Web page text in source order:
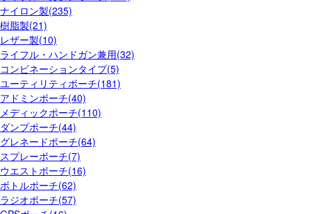
ナイロン製(235)
樹脂製(21)
レザー製(10)
ライフル・ハンドガン兼用(32)
コンビネーションタイプ(5)
ユーティリティポーチ(181)
アドミンポーチ(40)
メディックポーチ(110)
ダンプポーチ(44)
グレネードポーチ(64)
スプレーポーチ(7)
ウエストポーチ(16)
ボトルポーチ(62)
ラジオポーチ(57)